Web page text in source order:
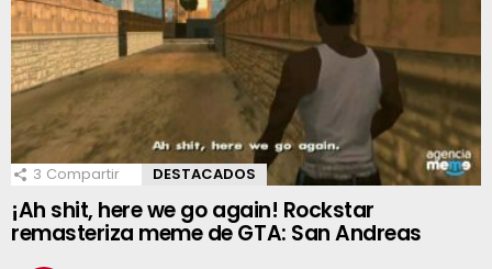
3 Compartir DESTACADOS
¡Ah shit, here we go again! Rockstar
remasteriza meme de GTA: San Andreas